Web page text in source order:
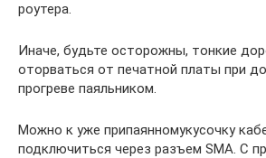
роутера.
Иначе, будьте осторожны, тонкие
оторваться от печатной платы при
прогреве паяльником.
Можно к уже припаянномукусочку
подключиться через разъем SMA. С